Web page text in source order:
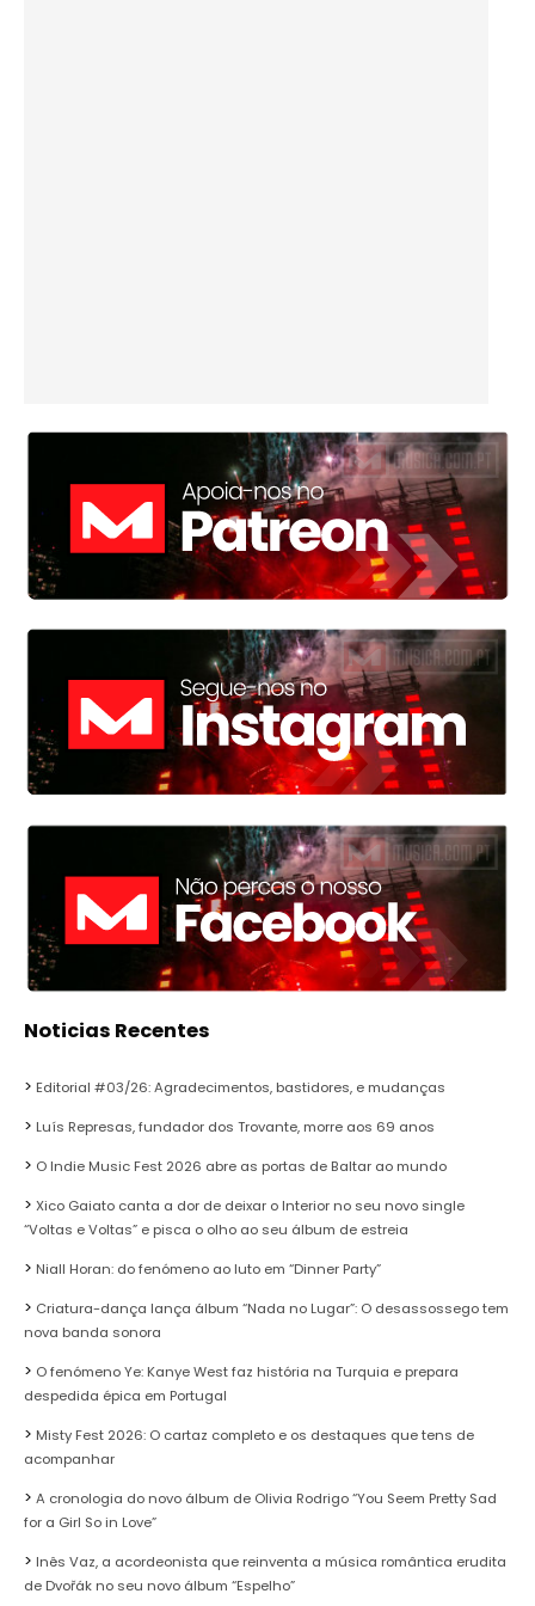
Noticias Recentes
Editorial #03/26: Agradecimentos, bastidores, e mudanças
Luís Represas, fundador dos Trovante, morre aos 69 anos
O Indie Music Fest 2026 abre as portas de Baltar ao mundo
Xico Gaiato canta a dor de deixar o Interior no seu novo single
“Voltas e Voltas” e pisca o olho ao seu álbum de estreia
Niall Horan: do fenómeno ao luto em “Dinner Party”
Criatura-dança lança álbum “Nada no Lugar”: O desassossego tem
nova banda sonora
O fenómeno Ye: Kanye West faz história na Turquia e prepara
despedida épica em Portugal
Misty Fest 2026: O cartaz completo e os destaques que tens de
acompanhar
A cronologia do novo álbum de Olivia Rodrigo “You Seem Pretty Sad
for a Girl So in Love”
Inês Vaz, a acordeonista que reinventa a música romântica erudita
de Dvořák no seu novo álbum “Espelho”